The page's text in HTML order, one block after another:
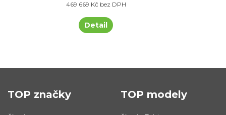
469 669 Kč bez DPH
Detail
TOP značky TOP modely